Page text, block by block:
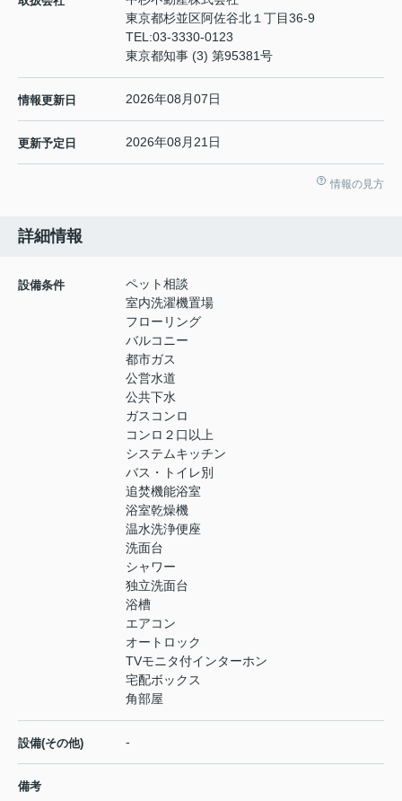
東京都杉並区阿佐谷北１丁目36-9
TEL:03-3330-0123
東京都知事 (3) 第95381号
情報更新日 2026年08月07日
更新予定日 2026年08月21日
情報の見方
詳細情報
設備条件
ペット相談
室内洗濯機置場
フローリング
バルコニー
都市ガス
公営水道
公共下水
ガスコンロ
コンロ２口以上
システムキッチン
バス・トイレ別
追焚機能浴室
浴室乾燥機
温水洗浄便座
洗面台
シャワー
独立洗面台
浴槽
エアコン
オートロック
TVモニタ付インターホン
宅配ボックス
角部屋
設備(その他) -
備考